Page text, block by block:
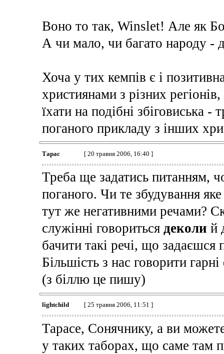
Воно то так, Winslet! Але як
А чи мало, чи багато народу -
Хоча у тих кемпів є і
християнами з різних
їхати на подібні збіговиська
поганого прикладу з інших
Тарас [ 20 травня 2006, 16:40 ]
Треба ще задатись питанням,
поганого. Чи те збудування
тут же негативними речами?
служінні говориться деколи й
бачити такі речі, що задаєшся
Більшість з нас говорити
(з біллю це пишу)
lightchild [ 25 травня 2006, 11:51 ]
Тарасе, Сонячнику, а ви
у таких таборах, що саме там